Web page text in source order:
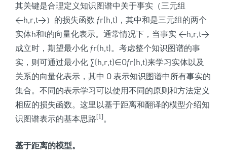
其关键是合理定义知识图谱中关于事实（三元组
<h,r,t>）的损失函数 ƒr(h,t)，其中和是三元组的两个
实体h和t的向量化表示。通常情况下，当事实 <h,r,t>
成立时，期望最小化 ƒr(h,t)。考虑整个知识图谱的事
实，则可通过最小化 ∑(h,r,t)∈Oƒr(h,t)来学习实体以及
关系的向量化表示，其中 O 表示知识图谱中所有事实的
集合。不同的表示学习可以使用不同的原则和方法定义
相应的损失函数。这里以基于距离和翻译的模型介绍知
识图谱表示的基本思路[1]。
基于距离的模型。